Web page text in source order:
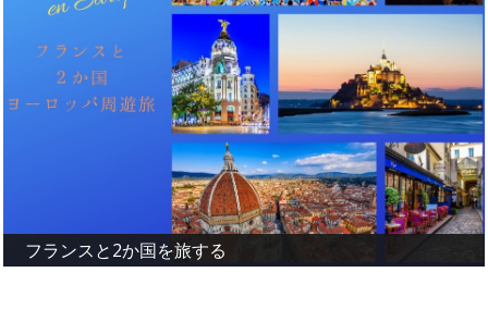
フランスと2か国を旅する